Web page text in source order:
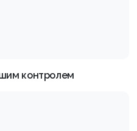
контролем